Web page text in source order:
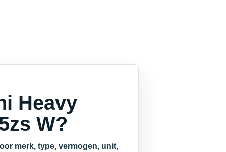
Heavy
W?
merk, type, vermogen, unit,